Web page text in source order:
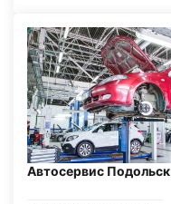
Автосервис Подольск